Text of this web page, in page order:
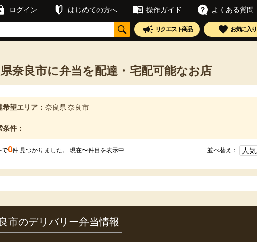
ログイン はじめての方へ 操作ガイド よくある質問
リクエスト商品 お気に入り
奈良市に弁当を配達・宅配可能なお店
希望エリア： 奈良県 奈良市
条件：
で0件 見つかりました。 現在〜件目を表示中 並べ替え：
市のデリバリー弁当情報